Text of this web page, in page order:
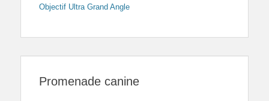
Objectif Ultra Grand Angle
Promenade canine